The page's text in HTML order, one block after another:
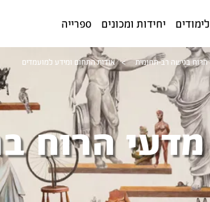
יחידות ומכונים ספרייה
הרוח בגישה רב-תחומית > אודות התחום ומידע למועמדים
הרוח